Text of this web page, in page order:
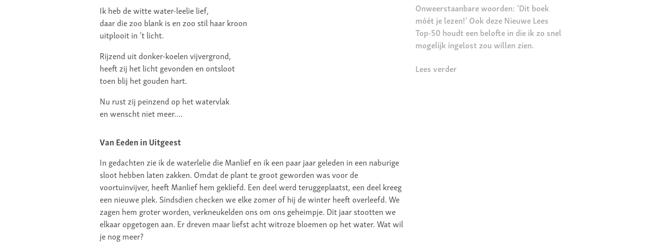
Ik heb de witte water-leelie lief,
daar die zoo blank is en zoo stil haar kroon
uitplooit in ’t licht.
Rijzend uit donker-koelen vijvergrond,
heeft zij het licht gevonden en ontsloot
toen blij het gouden hart.
Nu rust zij peinzend op het watervlak
en wenscht niet meer….
Van Eeden in Uitgeest
In gedachten zie ik de waterlelie die Manlief en ik een paar jaar geleden in een naburige
sloot hebben laten zakken. Omdat de plant te groot geworden was voor de
voortuinvijver, heeft Manlief hem gekliefd. Een deel werd teruggeplaatst, een deel kreeg
een nieuwe plek. Sindsdien checken we elke zomer of hij de winter heeft overleefd. We
zagen hem groter worden, verkneukelden ons om ons geheimpje. Dit jaar stootten we
elkaar opgetogen aan. Er dreven maar liefst acht witroze bloemen op het water. Wat wil
je nog meer?
Onweerstaanbare woorden: ‘Dit boek
móét je lezen!’ Ook deze Nieuwe Lees
Top-50 houdt een belofte in die ik zo snel
mogelijk ingelost zou willen zien.
Lees verder